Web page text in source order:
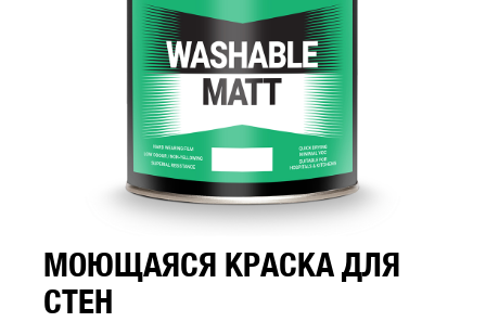
МОЮЩАЯСЯ КРАСКА ДЛЯ
СТЕН